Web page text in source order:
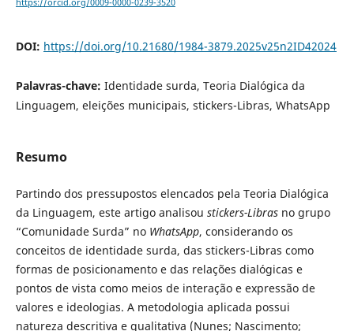
https://orcid.org/0009-0000-0239-3520
DOI: https://doi.org/10.21680/1984-3879.2025v25n2ID42024
Palavras-chave: Identidade surda, Teoria Dialógica da
Linguagem, eleições municipais, stickers-Libras, WhatsApp
Resumo
Partindo dos pressupostos elencados pela Teoria Dialógica
da Linguagem, este artigo analisou stickers-Librasno grupo
“Comunidade Surda” no WhatsApp, considerando os
conceitos de identidade surda, das stickers-Libras como
formas de posicionamento e das relações dialógicas e
pontos de vista como meios de interação e expressão de
valores e ideologias. A metodologia aplicada possui
natureza descritiva e qualitativa (Nunes; Nascimento;